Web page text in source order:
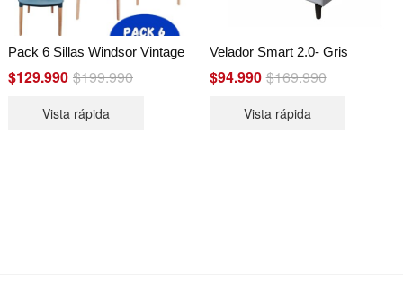
Pack 6 Sillas Windsor Vintage
$199.990Original
$129.990 Current
Vista rápida
Velador Smart 2.0- Gris
$169.990Original
$94.990 Current
Vista rápida